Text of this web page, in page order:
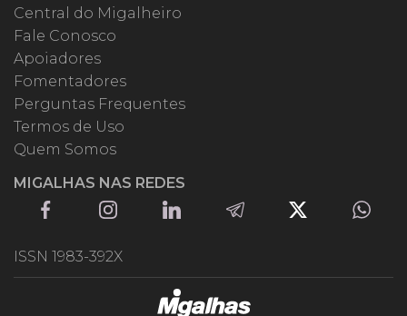
Central do Migalheiro
Fale Conosco
Apoiadores
Fomentadores
Perguntas Frequentes
Termos de Uso
Quem Somos
MIGALHAS NAS REDES
ISSN 1983-392X